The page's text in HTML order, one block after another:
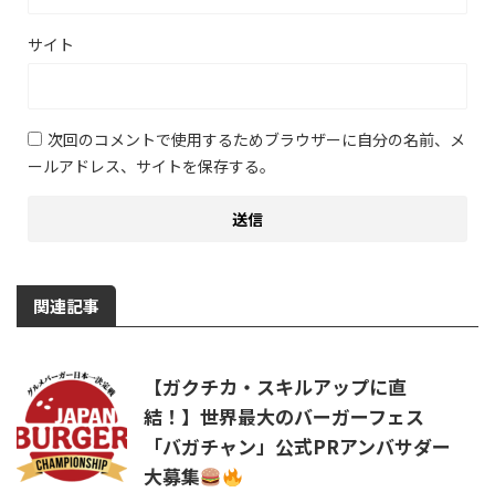
サイト
次回のコメントで使用するためブラウザーに自分の名前、メ
ールアドレス、サイトを保存する。
関連記事
【ガクチカ・スキルアップに直
結！】世界最大のバーガーフェス
「バガチャン」公式PRアンバサダー
大募集